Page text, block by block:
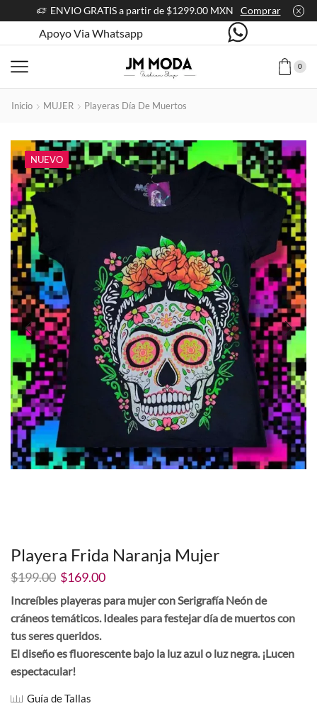
ENVIO GRATIS a partir de $1299.00 MXN Comprar
Apoyo Via Whatsapp
0
Inicio MUJER Playeras Día De Muertos
NUEVO
Playera Frida Naranja Mujer
$199.00 El
original
era:
$199.00.
$169.00El
actual
es:
Increíbles playeras para mujer con Serigrafía Neón de
cráneos temáticos. Ideales para festejar día de muertos con
tus seres queridos.
El diseño es fluorescente bajo la luz azul o luz negra. ¡Lucen
espectacular!
Guía de Tallas